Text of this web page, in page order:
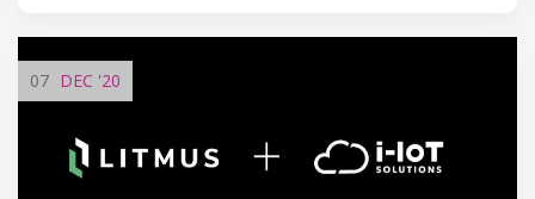
07 DEC '20